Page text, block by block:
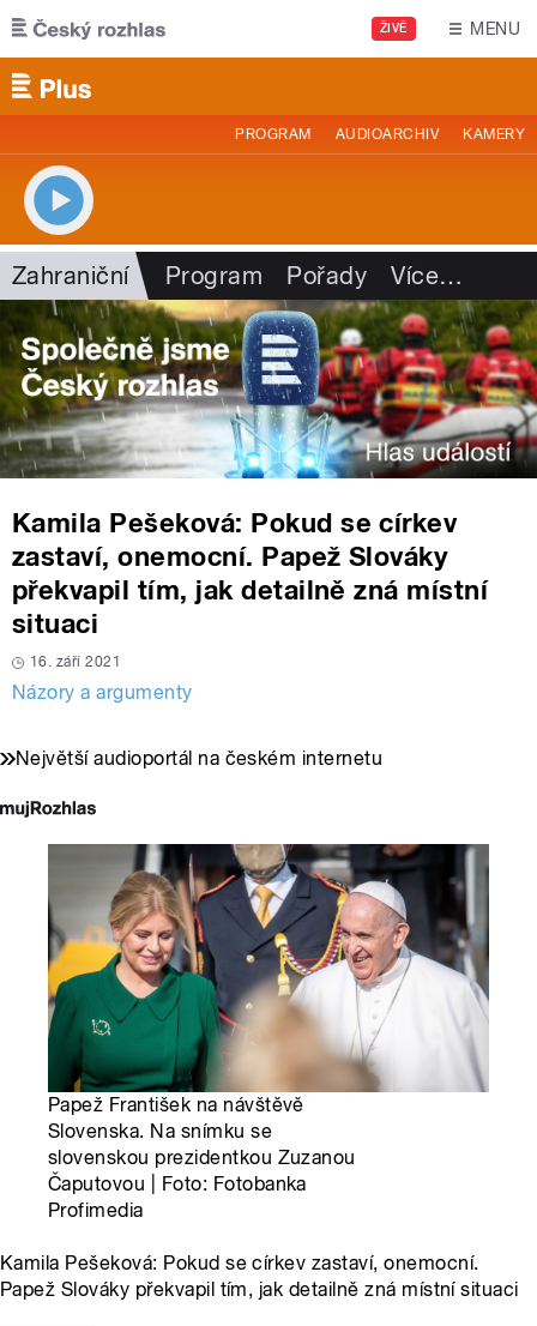
Přejít k hlavnímu obsahu
ŽIVĚ MENU
PROGRAM AUDIOARCHIV KAMERY
Zahraniční Program Pořady Více…
Kamila Pešeková: Pokud se církev
zastaví, onemocní. Papež Slováky
překvapil tím, jak detailně zná místní
situaci
16. září 2021
Názory a argumenty
Největší audioportál na českém internetu
Papež František na návštěvě
Slovenska. Na snímku se
slovenskou prezidentkou Zuzanou
Čaputovou | Foto: Fotobanka
Profimedia
Kamila Pešeková: Pokud se církev zastaví, onemocní.
Papež Slováky překvapil tím, jak detailně zná místní situaci